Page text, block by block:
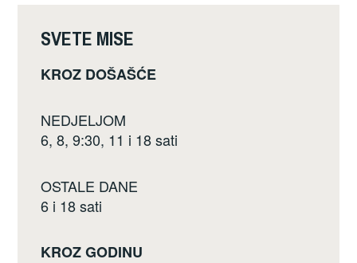
k
SVETE MISE
KROZ DOŠAŠĆE
NEDJELJOM
6, 8, 9:30, 11 i 18 sati
OSTALE DANE
6 i 18 sati
KROZ GODINU